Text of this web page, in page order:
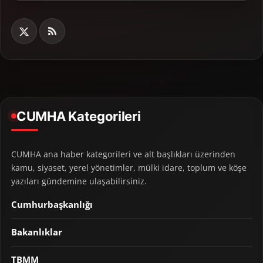
CUMHA Kategorileri
CUMHA ana haber kategorileri ve alt başlıkları üzerinden
kamu, siyaset, yerel yönetimler, mülki idare, toplum ve köşe
yazıları gündemine ulaşabilirsiniz.
Cumhurbaşkanlığı
Bakanlıklar
TBMM